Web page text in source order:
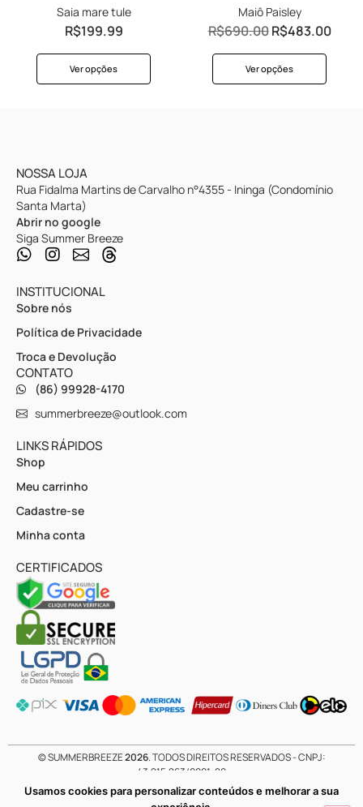
Saia mare tule
R$199.99
Ver opções
Maiô Paisley
R$690.00 R$483.00
Ver opções
NOSSA LOJA
Rua Fidalma Martins de Carvalho n°4355 - Ininga (Condomínio
Santa Marta)
Abrir no google
Siga Summer Breeze
INSTITUCIONAL
Sobre nós
Política de Privacidade
Troca e Devolução
CONTATO
(86) 99928-4170
summerbreeze@outlook.com
LINKS RÁPIDOS
Shop
Meu carrinho
Cadastre-se
Minha conta
CERTIFICADOS
© SUMMERBREEZE2026. TODOS DIREITOS RESERVADOS - CNPJ:
43.215.263/0001-20
Usamos cookies para personalizar conteúdos e melhorar a sua